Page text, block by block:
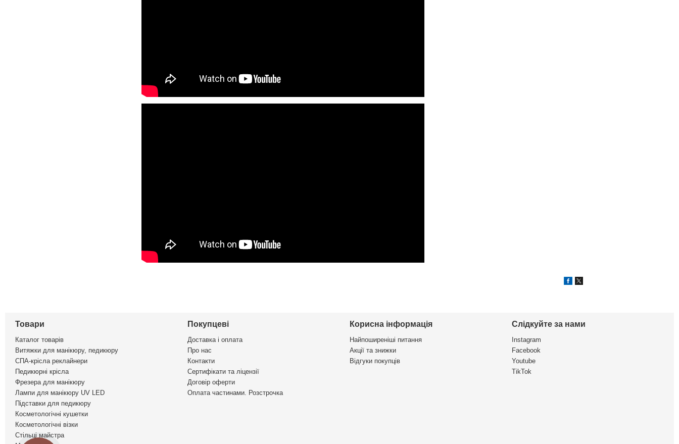
Товари
Каталог товарів
Витяжки для манікюру, педикюру
СПА-крісла реклайнери
Педикюрні крісла
Фрезера для манікюру
Лампи для манікюру UV LED
Підставки для педикюру
Косметологічні кушетки
Косметологічні візки
Стільці майстра
Покупцеві
Доставка і оплата
Про нас
Контакти
Сертифікати та ліцензії
Договір оферти
Оплата частинами. Розстрочка
Корисна інформація
Найпоширеніші питання
Акції та знижки
Відгуки покупців
Слідкуйте за нами
Instagram
Facebook
Youtube
TikTok